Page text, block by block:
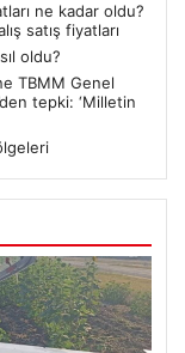
ne kadar oldu?
satış fiyatları
oldu?
TBMM Genel
tepki: ‘Milletin